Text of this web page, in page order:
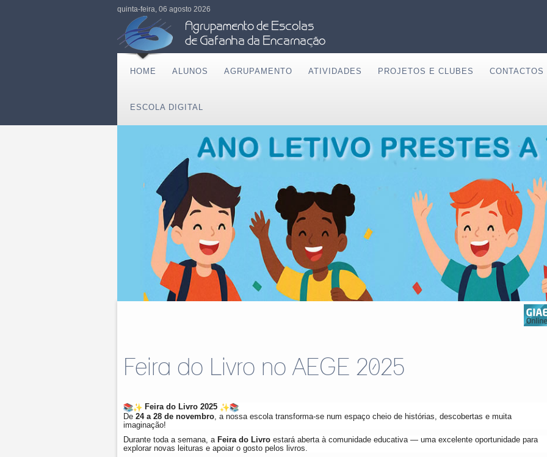
quinta-feira, 06 agosto 2026
HOME ALUNOS AGRUPAMENTO ATIVIDADES PROJETOS E CLUBES CONTACTOS
ESCOLA DIGITAL
Feira do Livro no AEGE 2025
Feira do Livro 2025
De 24 a 28 de novembro , a nossa escola transforma-se num espaço cheio de histórias, descobertas e muita
imaginação!
Durante toda a semana, a Feira do Livro estará aberta à comunidade educativa — uma excelente oportunidade para
explorar novas leituras e apoiar o gosto pelos livros.